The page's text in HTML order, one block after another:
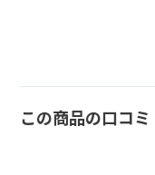
この商品の口コミ